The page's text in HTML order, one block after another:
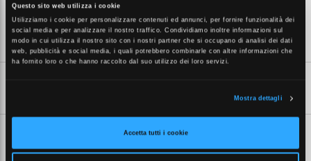
Questo sito web utilizza i cookie
Utilizziamo i cookie per personalizzare contenuti ed annunci, per fornire funzionalità dei
social media e per analizzare il nostro traffico. Condividiamo inoltre informazioni sul
modo in cui utilizza il nostro sito con i nostri partner che si occupano di analisi dei dati
web, pubblicità e social media, i quali potrebbero combinarle con altre informazioni che
ha fornito loro o che hanno raccolto dal suo utilizzo dei loro servizi.
Mostra dettagli
Accetta tutti i cookie
CARATTERISTICHE TECNICHE